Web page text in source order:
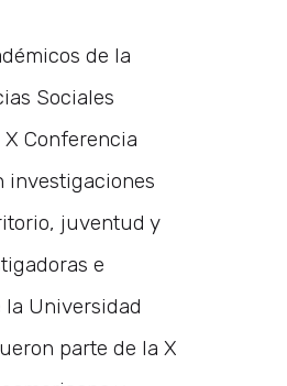
de la
Sociales
Conferencia
investigaciones
juventud y
e
Universidad
parte de la X